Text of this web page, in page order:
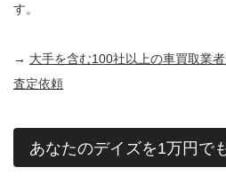
す。
→ 大手を含む100社以上の車買取業
査定依頼
あなたのデイズを1万円で